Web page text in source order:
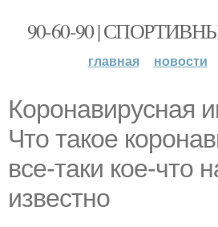
90-60-90 |
главная новости
Коронавирусная
Что такое
все-таки кое-что
известно